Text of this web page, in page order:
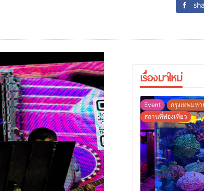
เรื่องมาใหม่
Event กรุงเทพมห
สถานที่ท่องเที่ยว